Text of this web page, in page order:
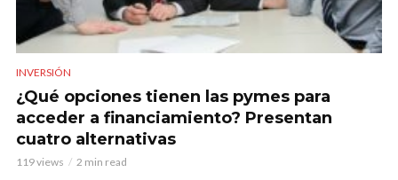
INVERSIÓN
¿Qué opciones tienen las pymes para
acceder a financiamiento? Presentan
cuatro alternativas
119 views 2 min read